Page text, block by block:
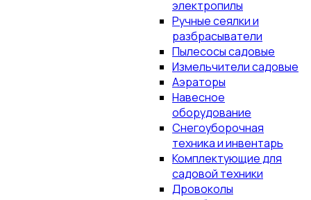
электропилы
Ручные сеялки и
разбрасыватели
Пылесосы садовые
Измельчители садовые
Аэраторы
Навесное
оборудование
Снегоуборочная
техника и инвентарь
Комплектующие для
садовой техники
Дровоколы